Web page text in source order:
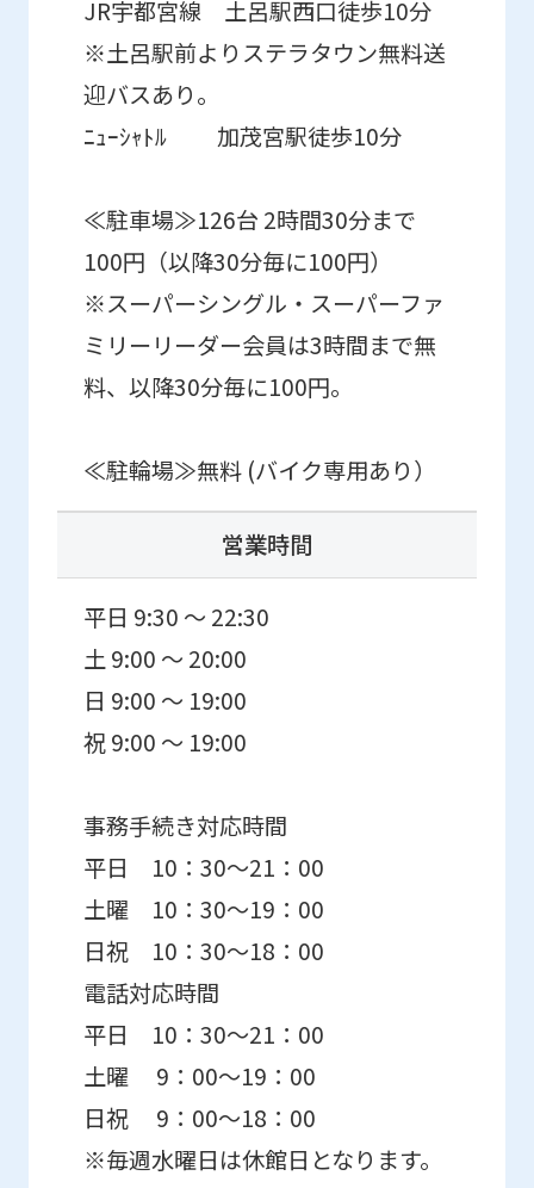
JR宇都宮線 土呂駅西口徒歩10分
※土呂駅前よりステラタウン無料送
迎バスあり。
ﾆｭｰｼｬﾄﾙ 加茂宮駅徒歩10分
≪駐車場≫126台 2時間30分まで
100円（以降30分毎に100円）
※スーパーシングル・スーパーファ
ミリーリーダー会員は3時間まで無
料、以降30分毎に100円。
≪駐輪場≫無料 (バイク専用あり）
営業時間
平日 9:30 ～ 22:30
土 9:00 ～ 20:00
日 9:00 ～ 19:00
祝 9:00 ～ 19:00
事務手続き対応時間
平日 10：30～21：00
土曜 10：30～19：00
日祝 10：30～18：00
電話対応時間
平日 10：30～21：00
土曜 9：00～19：00
日祝 9：00～18：00
※毎週水曜日は休館日となります。